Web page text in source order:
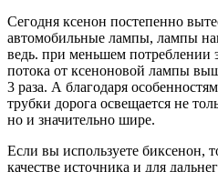
Сегодня ксенон постепенно
автомобильные лампы, лампы
ведь. при меньшем потреблении
потока от ксеноновой лампы
3 раза. А благодаря
трубки дорога освещается не
но и значительно шире.
Если вы используете биксенон,
качестве источника и для